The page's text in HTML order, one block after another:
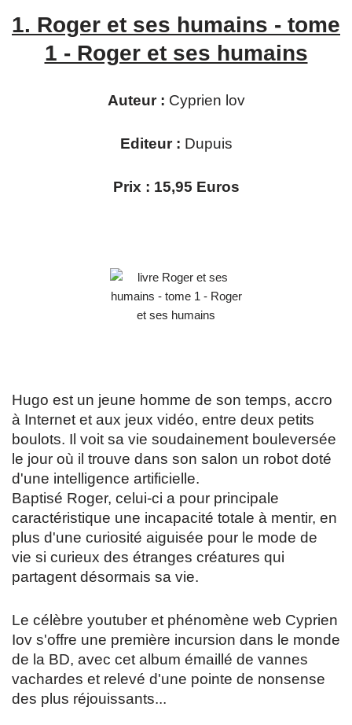
1. Roger et ses humains - tome
1 - Roger et ses humains
Auteur : Cyprien lov
Editeur : Dupuis
Prix : 15,95 Euros
Hugo est un jeune homme de son temps, accro
à Internet et aux jeux vidéo, entre deux petits
boulots. Il voit sa vie soudainement bouleversée
le jour où il trouve dans son salon un robot doté
d'une intelligence artificielle.
Baptisé Roger, celui-ci a pour principale
caractéristique une incapacité totale à mentir, en
plus d'une curiosité aiguisée pour le mode de
vie si curieux des étranges créatures qui
partagent désormais sa vie.
Le célèbre youtuber et phénomène web Cyprien
Iov s'offre une première incursion dans le monde
de la BD, avec cet album émaillé de vannes
vachardes et relevé d'une pointe de nonsense
des plus réjouissants...